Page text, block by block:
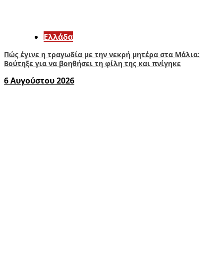
Ελλάδα
Πώς έγινε η τραγωδία με την νεκρή μητέρα στα Μάλια:
Βούτηξε για να βοηθήσει τη φίλη της και πνίγηκε
6 Αυγούστου 2026